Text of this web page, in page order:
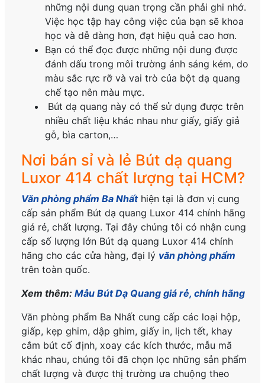
những nội dung quan trọng cần phải ghi nhớ.
Việc học tập hay công việc của bạn sẽ khoa
học và dễ dàng hơn, đạt hiệu quả cao hơn.
Bạn có thể đọc được những nội dung được
đánh dấu trong môi trường ánh sáng kém, do
màu sắc rực rỡ và vai trò của bột dạ quang
chế tạo nên màu mực.
Bút dạ quang này có thể sử dụng được trên
nhiều chất liệu khác nhau như giấy, giấy giả
gỗ, bìa carton,…
Nơi bán sỉ và lẻ Bút dạ quang
Luxor 414 chất lượng tại HCM?
Văn phòng phẩm Ba Nhấthiện tại là đơn vị cung
cấp sản phẩm Bút dạ quang Luxor 414 chính hãng
giá rẻ, chất lượng. Tại đây chúng tôi có nhận cung
cấp số lượng lớn Bút dạ quang Luxor 414chính
hãng cho các cửa hàng, đại lý văn phòng phẩm
trên toàn quốc.
Xem thêm:Mẫu Bút Dạ Quang giá rẻ, chính hãng
Văn phòng phẩm Ba Nhất cung cấp các loại hộp,
giấp, kẹp ghim, dập ghim, giấy in, lịch tết, khay
cắm bút cố định, xoay các kích thước, mẫu mã
khác nhau, chúng tôi đã chọn lọc những sản phẩm
chất lượng và được thị trường ưa chuộng theo